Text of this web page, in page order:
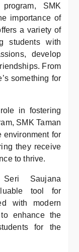
SMK
importance of
a variety of
students with
develop
From
something for
in fostering
SMK Taman
environment for
they receive
to thrive.
Seri Saujana
tool for
with modern
enhance the
for the